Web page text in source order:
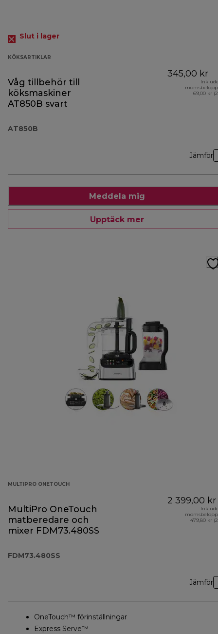
Slut i lager
KÖKSARTIKLAR
Våg tillbehör till
köksmaskiner
AT850B svart
AT850B
345,00 kr
69,00 kr
Jämför
Meddela mig
Upptäck mer
MULTIPRO ONETOUCH
MultiPro OneTouch
matberedare och
mixer FDM73.480SS
FDM73.480SS
2 399,00 kr
479,80 kr
Jämför
OneTouch™ förinställningar
Express Serve™